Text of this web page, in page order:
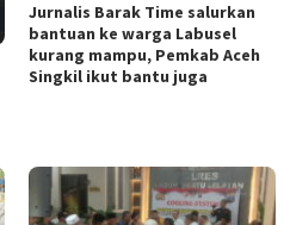
Jurnalis Barak Time salurkan
bantuan ke warga Labusel
kurang mampu, Pemkab Aceh
Singkil ikut bantu juga